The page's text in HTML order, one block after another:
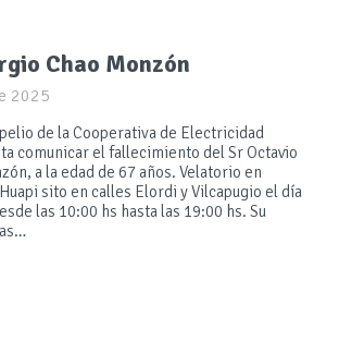
Chao Monzón
2025
de la Cooperativa de Electricidad
comunicar el fallecimiento del Sr Octavio
a la edad de 67 años. Velatorio en
sito en calles Elordi y Vilcapugio el día
las 10:00 hs hasta las 19:00 hs. Su